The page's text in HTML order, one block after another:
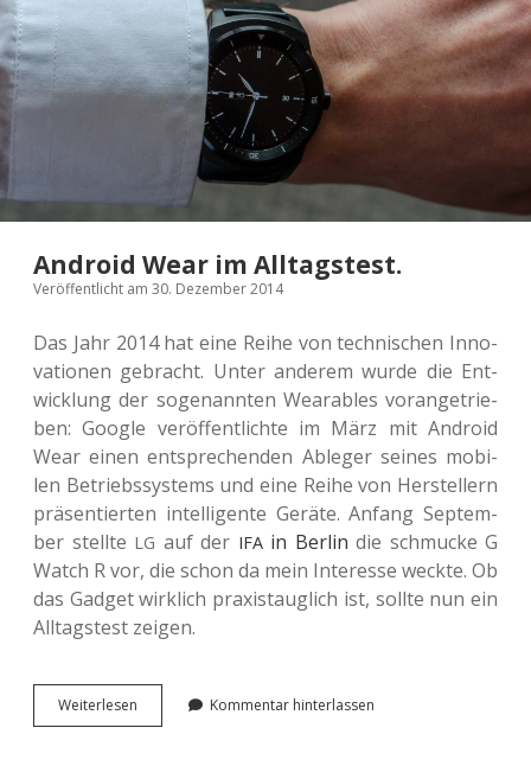
Android Wear im Alltagstest.
Veröffentlicht am 30. Dezember 2014
Das Jahr 2014 hat eine Reihe von tech­ni­schen Inno­
va­tio­nen gebracht. Unter ande­rem wurde die Ent­
wick­lung der soge­nann­ten Weara­bles vor­an­ge­trie­
ben: Google ver­öf­fent­lich­te im März mit Android
Wear einen ent­spre­chen­den Able­ger seines mobi­
len Betriebs­sys­tems und eine Reihe von Her­stel­lern
prä­sen­tier­ten intel­li­gen­te Geräte. Anfang Sep­tem­
ber stell­te LG auf der IFAin Berlin die schmu­cke G
Watch R vor, die schon da mein Inter­es­se weckte. Ob
das Gadget wirk­lich pra­xis­taug­lich ist, sollte nun ein
All­tags­test zeigen.
Wei­ter­le­sen Android
Wear
Kommentar hinterlassen